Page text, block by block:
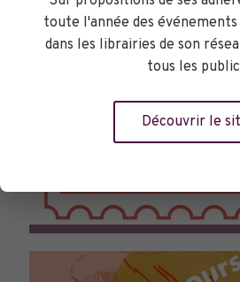
toute l'année des
dans les librairies de son
tous les
Découvrir le